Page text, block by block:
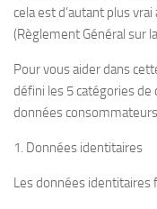
cela est d’autant plus
(Règlement Général sur
Pour vous aider dans
défini les 5 catégories
données
1. Données identitaires
Les données identitaires